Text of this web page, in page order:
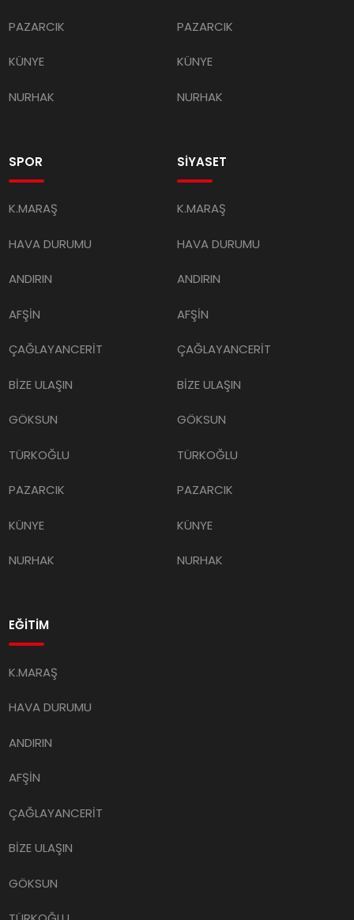
PAZARCIK
KÜNYE
NURHAK
PAZARCIK
KÜNYE
NURHAK
SPOR
K.MARAŞ
HAVA DURUMU
ANDIRIN
AFŞİN
ÇAĞLAYANCERİT
BİZE ULAŞIN
GÖKSUN
TÜRKOĞLU
PAZARCIK
KÜNYE
NURHAK
SİYASET
K.MARAŞ
HAVA DURUMU
ANDIRIN
AFŞİN
ÇAĞLAYANCERİT
BİZE ULAŞIN
GÖKSUN
TÜRKOĞLU
PAZARCIK
KÜNYE
NURHAK
EĞİTİM
K.MARAŞ
HAVA DURUMU
ANDIRIN
AFŞİN
ÇAĞLAYANCERİT
BİZE ULAŞIN
GÖKSUN